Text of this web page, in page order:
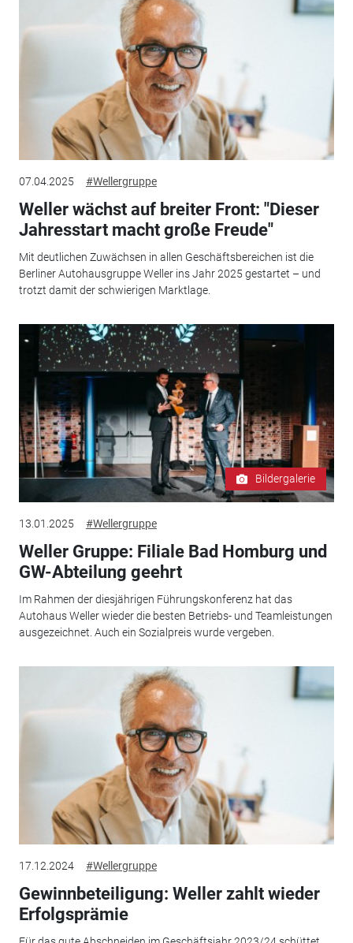
07.04.2025 #Wellergruppe
Weller wächst auf breiter Front: "Dieser
Jahresstart macht große Freude"
Mit deutlichen Zuwächsen in allen Geschäftsbereichen ist die
Berliner Autohausgruppe Weller ins Jahr 2025 gestartet – und
trotzt damit der schwierigen Marktlage.
Bildergalerie
13.01.2025 #Wellergruppe
Weller Gruppe: Filiale Bad Homburg und
GW-Abteilung geehrt
Im Rahmen der diesjährigen Führungskonferenz hat das
Autohaus Weller wieder die besten Betriebs- und Teamleistungen
ausgezeichnet. Auch ein Sozialpreis wurde vergeben.
17.12.2024 #Wellergruppe
Gewinnbeteiligung: Weller zahlt wieder
Erfolgsprämie